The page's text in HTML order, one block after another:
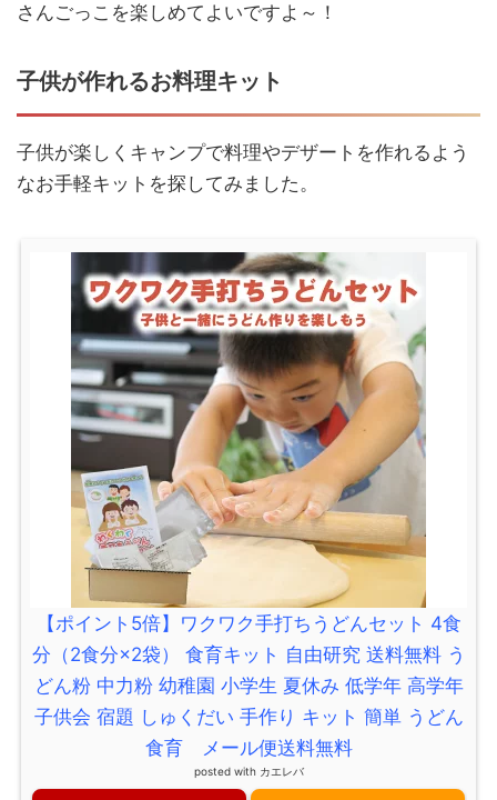
さんごっこを楽しめてよいですよ～！
子供が作れるお料理キット
子供が楽しくキャンプで料理やデザートを作れるよう
なお手軽キットを探してみました。
【ポイント5倍】ワクワク手打ちうどんセット 4食
分（2食分×2袋） 食育キット 自由研究 送料無料 う
どん粉 中力粉 幼稚園 小学生 夏休み 低学年 高学年
子供会 宿題 しゅくだい 手作り キット 簡単 うどん
食育 メール便送料無料
posted with カエレバ